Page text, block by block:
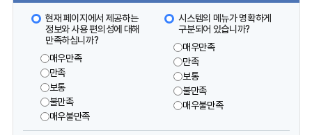
현재 페이지에서 제공하는
정보와 사용 편의성에 대해
만족하십니까?
매우만족
만족
보통
불만족
매우불만족
시스템의 메뉴가 명확하게
구분되어 있습니까?
매우만족
만족
보통
불만족
매우불만족